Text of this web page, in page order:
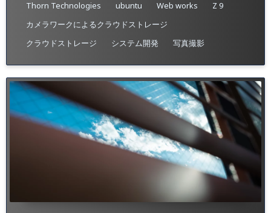
Thorn Technologies ubuntu Web works
Z 9
カメラワークによるクラウドストレージ
クラウドストレージ
システム開発 写真撮影